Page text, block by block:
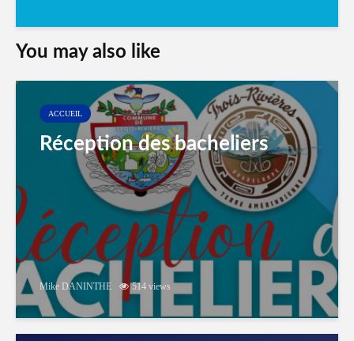
You may also like
ACCUEIL
Réception des bacheliers
Mike DANINTHE 514 views